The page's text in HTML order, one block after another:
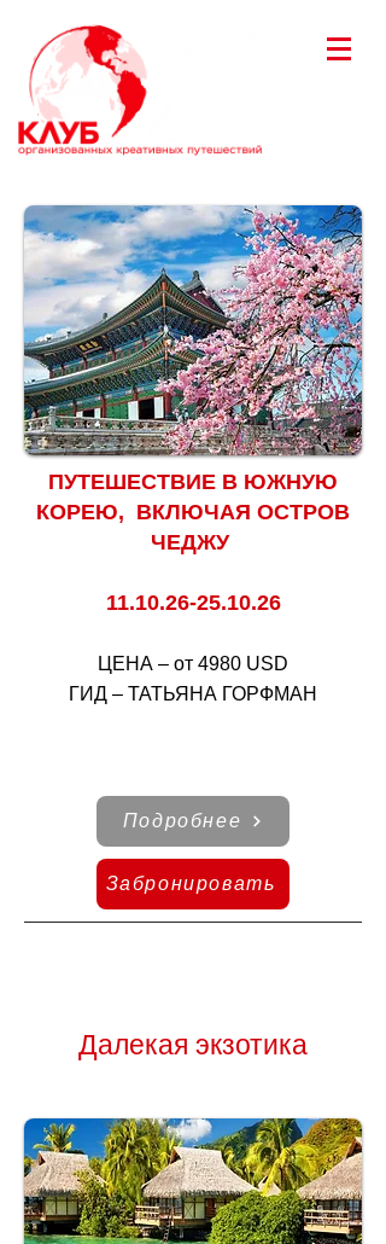
ПУТЕШЕСТВИЕ В ЮЖНУЮ
КОРЕЮ, ВКЛЮЧАЯ ОСТРОВ
ЧЕДЖУ
11.10.26-25.10.26
ЦЕНА – от 4980 USD
ГИД – ТАТЬЯНА ГОРФМАН
Подробнее
Забронировать
Далекая экзотика